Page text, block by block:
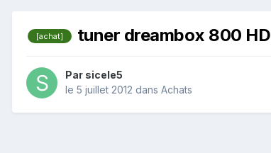
[achat] tuner dreambox 800 HD
Par sicele5
le 5 juillet 2012 dans Achats